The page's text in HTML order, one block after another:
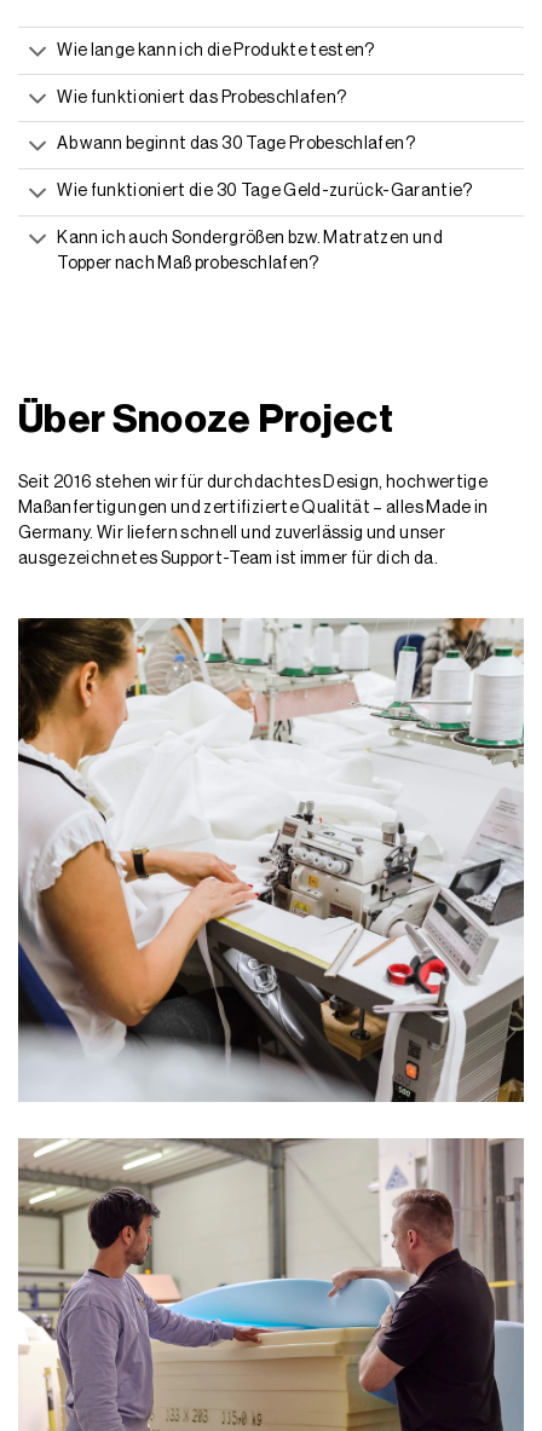
Wie lange kann ich die Produkte testen?
Wie funktioniert das Probeschlafen?
Ab wann beginnt das 30 Tage Probeschlafen?
Wie funktioniert die 30 Tage Geld-zurück-Garantie?
Kann ich auch Sondergrößen bzw. Matratzen und
Topper nach Maß probeschlafen?
Über Snooze Project
Seit 2016 stehen wir für durchdachtes Design, hochwertige
Maßanfertigungen und zertifizierte Qualität – alles Made in
Germany. Wir liefern schnell und zuverlässig und unser
ausgezeichnetes Support-Team ist immer für dich da.